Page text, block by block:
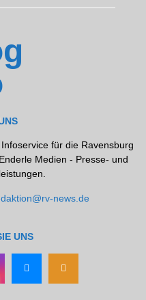
für die Ravensburg
Medien - Presse- und
news.de
UNS